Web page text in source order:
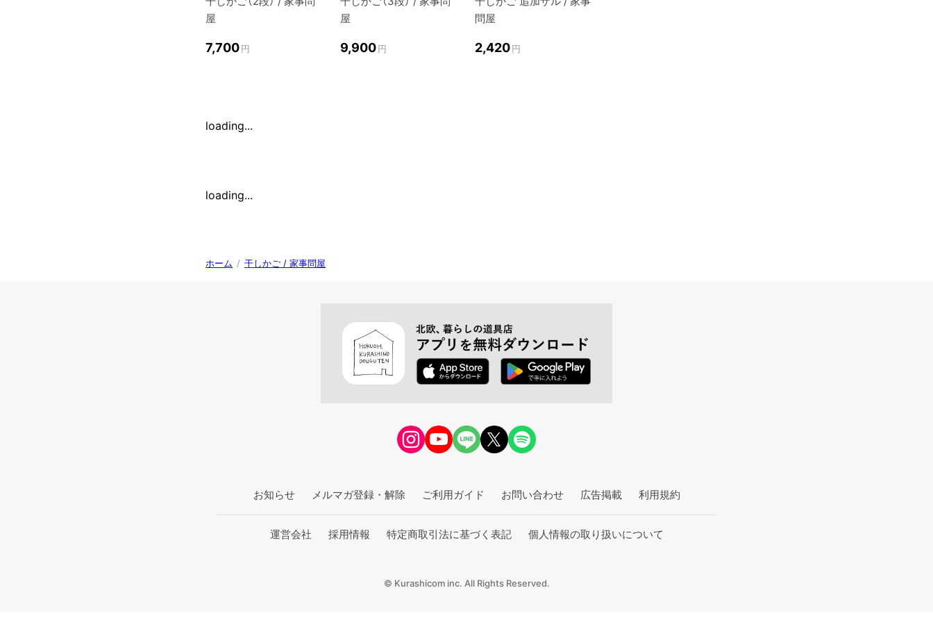
屋
7,700円
屋
9,900円
問屋
2,420円
loading...
loading...
ホーム / 干しかご / 家事問屋
お知らせ メルマガ登録・解除 ご利用ガイド お問い合わせ 広告掲載 利用規約
運営会社 採用情報 特定商取引法に基づく表記 個人情報の取り扱いについて
© Kurashicom inc. All Rights Reserved.